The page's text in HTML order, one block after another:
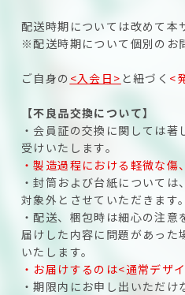
配送時期については改めて本
※配送時期について個別のお
ご自身の <入会日> と紐づく <
【不良品交換について】
・会員証の交換に関しては
受けいたします。
・製造過程における軽微な
・封筒および台紙について
対象外とさせていただきます。
・配送、梱包時は細心の注
届けした内容に問題があった
いたします。
・お届けするのは<通常デザ
・期限内にお申し出いただけ